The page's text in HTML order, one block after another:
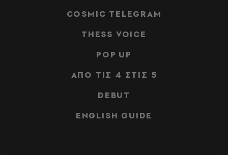
COSMIC TELEGRAM
THESS VOICE
POP UP
ΑΠΟ ΤΙΣ 4 ΣΤΙΣ 5
DEBUT
ENGLISH GUIDE